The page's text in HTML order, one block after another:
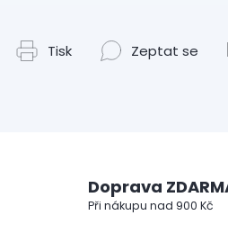
Tisk Zeptat se
Doprava
Při nákupu nad 900 Kč